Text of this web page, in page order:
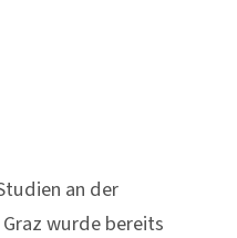
Multispezies-
als auch bei